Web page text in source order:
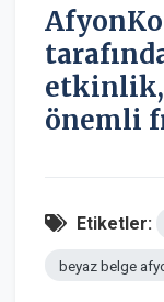
etkinlik,
önemli
Etiketler:
beyaz belge